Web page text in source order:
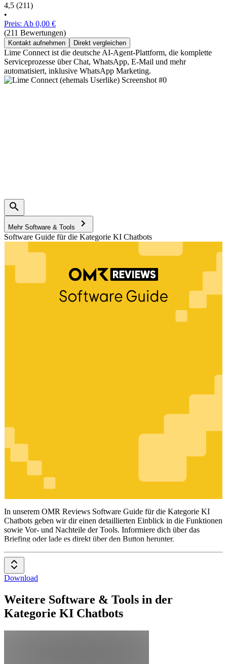
4,5 (211)
•
Preis: Ab 0,00 €
(211 Bewertungen)
Kontakt aufnehmen Direkt vergleichen
Lime Connect ist die deutsche AI-Agent-Plattform, die komplette
Serviceprozesse über Chat, WhatsApp, E-Mail und mehr
automatisiert, inklusive WhatsApp Marketing.
Mehr Software & Tools
Software Guide für die Kategorie KI Chatbots
KI Chatbots
In unserem OMR Reviews Software Guide für die Kategorie KI
Chatbots geben wir dir einen detaillierten Einblick in die Funktionen
sowie Vor- und Nachteile der Tools. Informiere dich über das
Briefing oder lade es direkt über den Button herunter.
Download
Weitere Software & Tools in der
Kategorie KI Chatbots